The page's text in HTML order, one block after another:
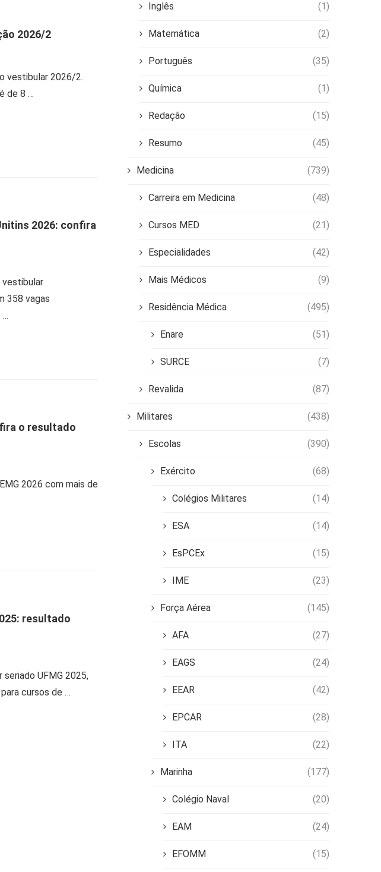
2026/2
vestibular 2026/2.
de 8 …
2026: confira
vestibular
358 vagas
…
o resultado
2026 com mais de
resultado
UFMG 2025,
cursos de …
Inglês (1)
Matemática (2)
Português (35)
Química (1)
Redação (15)
Resumo (45)
Medicina (739)
Carreira em Medicina (48)
Cursos MED (21)
Especialidades (42)
Mais Médicos (9)
Residência Médica (495)
Enare (51)
SURCE (7)
Revalida (87)
Militares (438)
Escolas (390)
Exército (68)
Colégios Militares (14)
ESA (14)
EsPCEx (15)
IME (23)
Força Aérea (145)
AFA (27)
EAGS (24)
EEAR (42)
EPCAR (28)
ITA (22)
Marinha (177)
Colégio Naval (20)
EAM (24)
EFOMM (15)